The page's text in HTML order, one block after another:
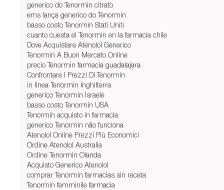
generico do Tenormin citrato
ems lança generico do Tenormin
basso costo Tenormin Stati Uniti
cuanto cuesta el Tenormin en la farmacia chile
Dove Acquistare Atenolol Generico
Tenormin A Buon Mercato Online
precio Tenormin farmacia guadalajara
Confrontare I Prezzi Di Tenormin
in linea Tenormin Inghilterra
generico Tenormin Israele
basso costo Tenormin USA
Tenormin acquisto in farmacia
generico Tenormin não funciona
Atenolol Online Prezzi Più Economici
Ordine Atenolol Australia
Ordine Tenormin Olanda
Acquisto Generico Atenolol
comprar Tenormin farmacias sin receta
Tenormin femminile farmacia